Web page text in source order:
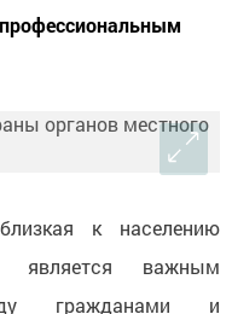
к населению
является важным
гражданами и